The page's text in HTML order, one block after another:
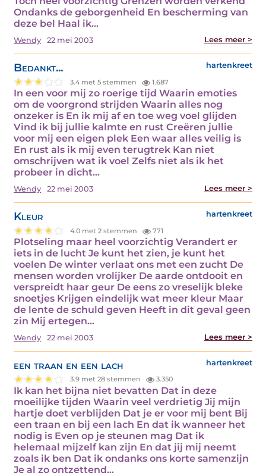
Ondanks de geborgenheid En bescherming van
deze bel Haal ik…
Wendy 22 mei 2003 Lees meer >
Bedankt... hartenkreet
3.4 met 5 stemmen 1.687
In een voor mij zo roerige tijd Waarin emoties
om de voorgrond strijden Waarin alles nog
onzeker is En ik mij af en toe weg voel glijden
Vind ik bij jullie kalmte en rust Creëren jullie
voor mij een eigen plek Een waar alles veilig is
En rust als ik mij even terugtrek Kan niet
omschrijven wat ik voel Zelfs niet als ik het
probeer in dicht…
Wendy 22 mei 2003 Lees meer >
Kleur hartenkreet
4.0 met 2 stemmen 771
Plotseling maar heel voorzichtig Verandert er
iets in de lucht Je kunt het zien, je kunt het
voelen De winter verlaat ons met een zucht De
mensen worden vrolijker De aarde ontdooit en
verspreidt haar geur De eens zo vreselijk bleke
snoetjes Krijgen eindelijk wat meer kleur Maar
de lente de schuld geven Heeft in dit geval geen
zin Mij ertegen…
Wendy 22 mei 2003 Lees meer >
een traan en een lach hartenkreet
3.9 met 28 stemmen 3.350
Ik kan het bijna niet bevatten Dat in deze
moeilijke tijden Waarin veel verdrietig Jij mijn
hartje doet verblijden Dat je er voor mij bent Bij
een traan en bij een lach En dat ik wanneer het
nodig is Even op je steunen mag Dat ik
helemaal mijzelf kan zijn En dat jij mij neemt
zoals ik ben Dat ik ondanks ons korte samenzijn
Je al zo ontzettend…